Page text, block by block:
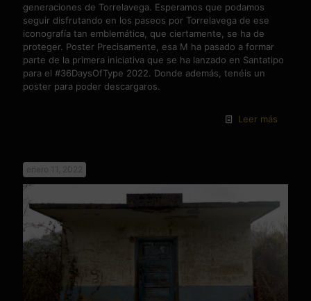
generaciones de Torrelavega. Esperamos que podamos
seguir disfrutando en los paseos por Torrelavega de ese
iconografía tan emblemática, que ciertamente, se ha de
proteger. Poster Precisamente, esa M ha pasado a formar
parte de la primera iniciativa que se ha lanzado en Santatipo
para el #36DaysOfType 2022. Donde además, tenéis un
poster para poder descargaros.
Leer más
enero 11, 2022